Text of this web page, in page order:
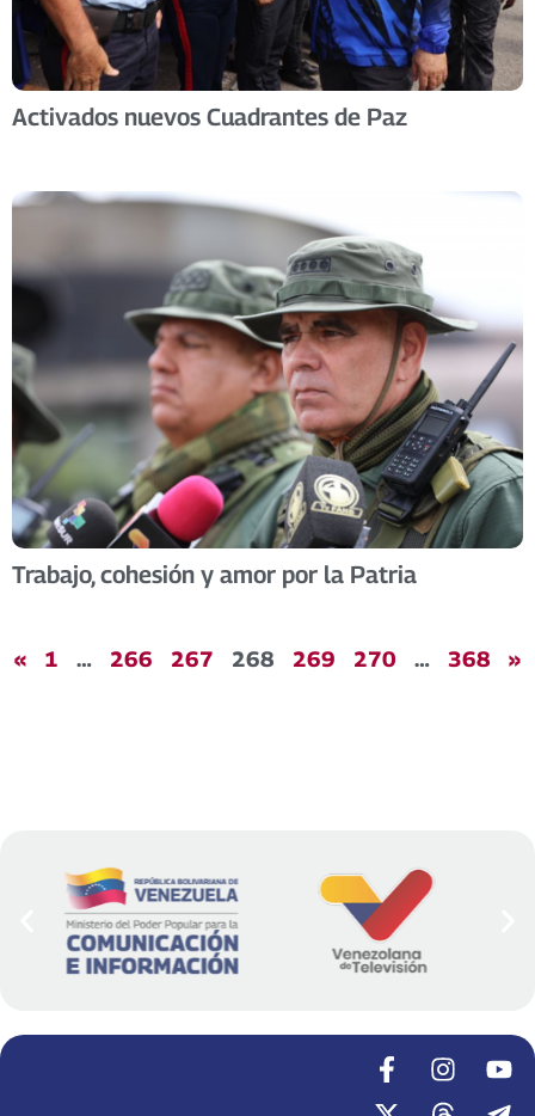
Activados nuevos Cuadrantes de Paz
Trabajo, cohesión y amor por la Patria
« 1 … 266 267 268 269 270 … 368 »